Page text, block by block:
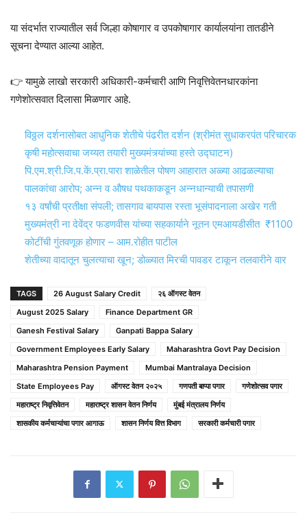
या संदर्भात राज्यातील सर्व जिल्हा कोषागार व उपकोषागार कार्यालयांना तातडीने
सूचना देण्यात आल्या आहेत.
👉 यामुळे लाखो सरकारी अधिकारी-कर्मचारी आणि निवृत्तिवेतनधारकांना
गणेशोत्सवात दिलासा मिळणार आहे.
विठ्ठल दर्शनासोबत आधुनिक शेतीचे पंढरीत दर्शन (श्रीमंत सुधाकरपंत परिचारक
कृषी महोत्सवाचा जय्यत तयारी मुख्यमंत्र्यांच्या हस्ते उद्घाटन)
पि.एम.श्री.जि.प.कें.प्रा.पारा शाळेतील पोषण आहारात अळ्या आढळल्याचा
पालकांचा आरोप; अन्न व औषध पथकाकडून अन्नधान्याची तपासणी
१३ वर्षांची प्रतीक्षा संपली; तासगाव बायपास रस्ता भूसंपादनाला अखेर गती
मुख्यमंत्री ना देवेंद्र फडणवीस यांच्या सहकार्याने नूतन एमआयडीसीत ₹1100
कोटींची गुंतवणूक होणार – आम.रोहीत पाटील
शेतीच्या वादातून चुलत्याचा खून; डोळ्यात मिरची पावडर टाकून तलवारीने वार
TAGS 26 August Salary Credit
२६ ऑगस्ट वेतन
August 2025 Salary
Finance Department GR
Ganesh Festival Salary
Ganpati Bappa Salary
Government Employees Early Salary
Maharashtra Govt Pay Decision
Maharashtra Pension Payment
Mumbai Mantralaya Decision
State Employees Pay
ऑगस्ट वेतन २०२५ गणपती बाप्पा पगार
गणेशोत्सव पगार
महाराष्ट्र निवृत्तिवेतन
महाराष्ट्र शासन वेतन निर्णय
मुंबई मंत्रालय निर्णय
शासकीय कर्मचाऱ्यांचा पगार आगाऊ
शासन निर्णय वित्त विभाग सरकारी कर्मचारी पगार